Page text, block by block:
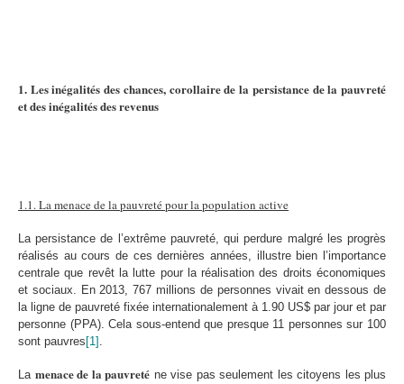
1. Les inégalités des chances, corollaire de la persistance de la pauvreté
et des inégalités des revenus
1.1. La menace de la pauvreté pour la population active
La persistance de l’extrême pauvreté, qui perdure malgré les progrès
réalisés au cours de ces dernières années, illustre bien l’importance
centrale que revêt la lutte pour la réalisation des droits économiques
et sociaux. En 2013, 767 millions de personnes vivait en dessous de
la ligne de pauvreté fixée internationalement à 1.90 US$ par jour et par
personne (PPA). Cela sous-entend que presque 11 personnes sur 100
sont pauvres [1] .
La menace de la pauvreté ne vise pas seulement les citoyens les plus